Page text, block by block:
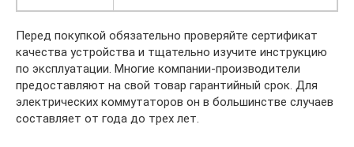
Перед покупкой обязательно проверяйте сертификат
качества устройства и тщательно изучите инструкцию
по эксплуатации. Многие компании-производители
предоставляют на свой товар гарантийный срок. Для
электрических коммутаторов он в большинстве случаев
составляет от года до трех лет.